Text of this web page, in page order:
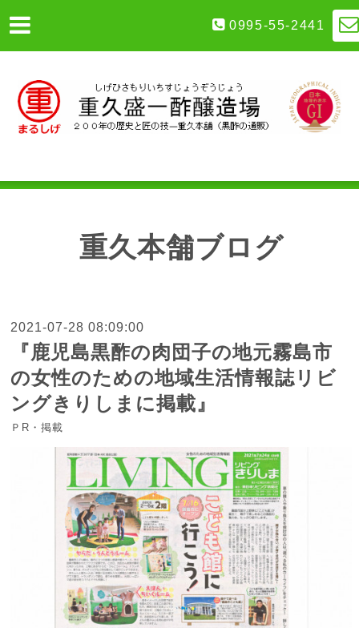
0995-55-2441
重久本舗ブログ
2021-07-28 08:09:00
『鹿児島黒酢の肉団子の地元霧島市
の女性のための地域生活情報誌リビ
ングきりしまに掲載』
ＰR・掲載